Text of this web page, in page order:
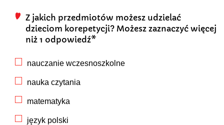
Z jakich przedmiotów możesz udzielać
dzieciom korepetycji? Możesz zaznaczyć więcej
niż 1 odpowiedź*
nauczanie wczesnoszkolne
nauka czytania
matematyka
język polski